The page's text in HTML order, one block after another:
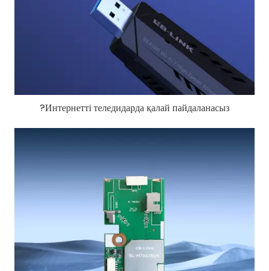
Интернетті теледидарда қалай пайдаланасыз?